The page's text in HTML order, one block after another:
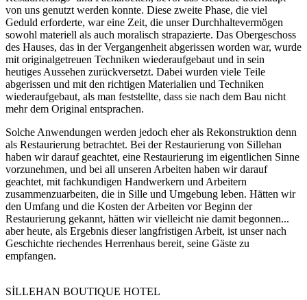
von uns genutzt werden konnte. Diese zweite Phase, die viel
Geduld erforderte, war eine Zeit, die unser Durchhaltevermögen
sowohl materiell als auch moralisch strapazierte. Das Obergeschoss
des Hauses, das in der Vergangenheit abgerissen worden war, wurde
mit originalgetreuen Techniken wiederaufgebaut und in sein
heutiges Aussehen zurückversetzt. Dabei wurden viele Teile
abgerissen und mit den richtigen Materialien und Techniken
wiederaufgebaut, als man feststellte, dass sie nach dem Bau nicht
mehr dem Original entsprachen.
Solche Anwendungen werden jedoch eher als Rekonstruktion denn
als Restaurierung betrachtet. Bei der Restaurierung von Sillehan
haben wir darauf geachtet, eine Restaurierung im eigentlichen Sinne
vorzunehmen, und bei all unseren Arbeiten haben wir darauf
geachtet, mit fachkundigen Handwerkern und Arbeitern
zusammenzuarbeiten, die in Sille und Umgebung leben. Hätten wir
den Umfang und die Kosten der Arbeiten vor Beginn der
Restaurierung gekannt, hätten wir vielleicht nie damit begonnen...
aber heute, als Ergebnis dieser langfristigen Arbeit, ist unser nach
Geschichte riechendes Herrenhaus bereit, seine Gäste zu
empfangen.
SİLLEHAN BOUTIQUE HOTEL